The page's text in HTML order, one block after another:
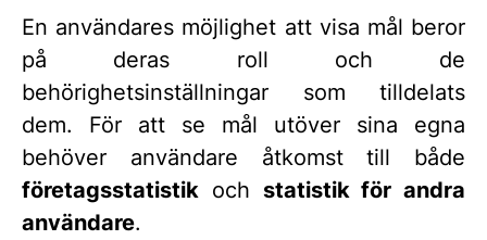
En användares möjlighet att visa mål beror
på deras roll och de
behörighetsinställningar som tilldelats
dem. För att se mål utöver sina egna
behöver användare åtkomst till både
företagsstatistik och statistik för andra
användare.